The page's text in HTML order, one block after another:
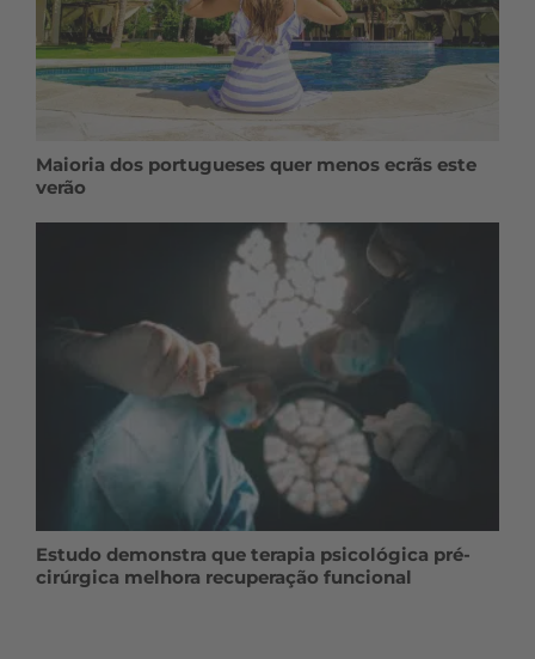
Maioria dos portugueses quer menos ecrãs este
verão
Estudo demonstra que terapia psicológica pré-
cirúrgica melhora recuperação funcional